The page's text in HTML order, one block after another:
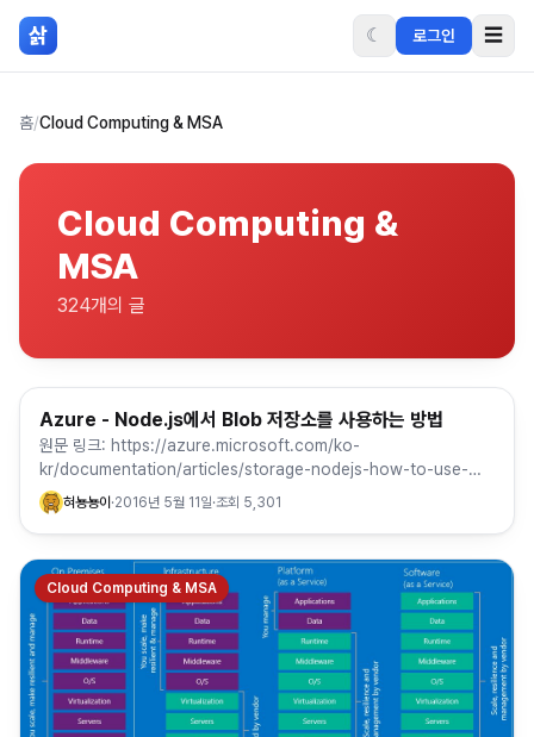
본문 바로가기
삵 ☾ 로그인 ☰
홈/Cloud Computing & MSA
Cloud Computing &
MSA
324개의 글
Cloud Computing & MSA
Azure - Node.js에서 Blob 저장소를 사용하는 방법
원문 링크: https://azure.microsoft.com/ko-
kr/documentation/articles/storage-nodejs-how-to-use-
blob-storage/ 개요 이 문…
혀뇽뇽이 ·2016년 5월 11일·조회 5,301
Cloud Computing & MSA